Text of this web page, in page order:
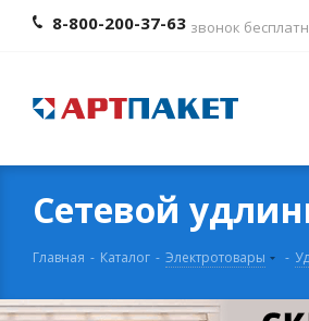
8-800-200-37-63 звонок
Сетевой
Главная - Каталог - Электротовары -